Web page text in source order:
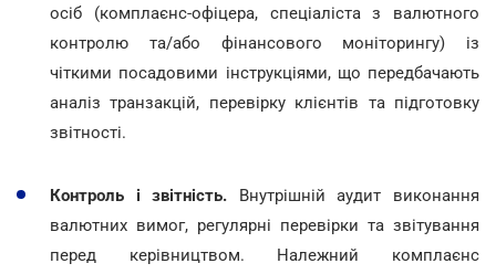
осіб (комплаєнс-офіцера, спеціаліста з валютного
контролю та/або фінансового моніторингу) із
чіткими посадовими інструкціями, що передбачають
аналіз транзакцій, перевірку клієнтів та підготовку
звітності.
Контроль і звітність. Внутрішній аудит виконання
валютних вимог, регулярні перевірки та звітування
перед керівництвом. Належний комплаєнс